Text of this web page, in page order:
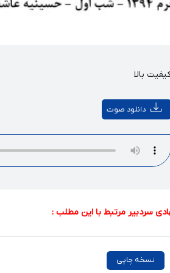
بالا
دانلود صوت
سردبیر مرتبط با این مطلب :
نسخه چاپی